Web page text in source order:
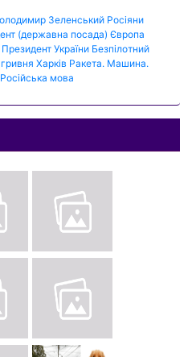
Зеленський Росіяни
(державна посада) Європа
Президент України Безпілотний
Харків Ракета. Машина.
Російська мова